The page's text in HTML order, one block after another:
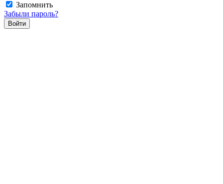
Запомнить
Забыли пароль?